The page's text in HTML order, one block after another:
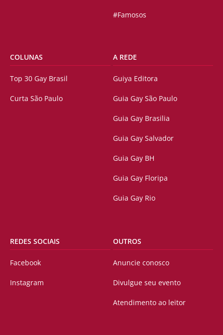
#Famosos
COLUNAS
Top 30 Gay Brasil
Curta São Paulo
A REDE
Guiya Editora
Guia Gay São Paulo
Guia Gay Brasilia
Guia Gay Salvador
Guia Gay BH
Guia Gay Floripa
Guia Gay Rio
REDES SOCIAIS
Facebook
Instagram
OUTROS
Anuncie conosco
Divulgue seu evento
Atendimento ao leitor